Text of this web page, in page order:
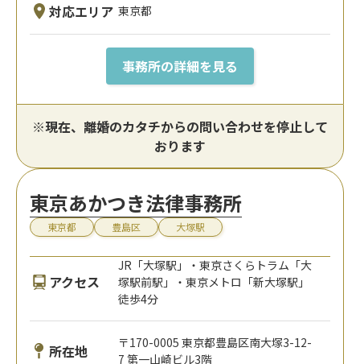
対応エリア 東京都
事務所の詳細を見る
※現在、離婚のカタチからの問い合わせを停止して
おります
東京あかつき法律事務所
東京都 豊島区 大塚駅
アクセス
JR「大塚駅」・東京さくらトラム「大
塚駅前駅」・東京メトロ「新大塚駅」
徒歩4分
所在地
〒170-0005 東京都豊島区南大塚3-12-
7 第一山崎ビル3階